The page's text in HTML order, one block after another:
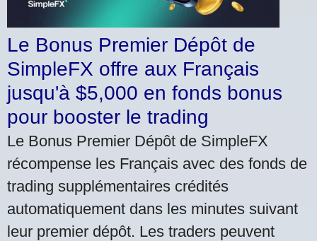
Le Bonus Premier Dépôt de
SimpleFX offre aux Français
jusqu'à $5,000 en fonds bonus
pour booster le trading
Le Bonus Premier Dépôt de SimpleFX
récompense les Français avec des fonds de
trading supplémentaires crédités
automatiquement dans les minutes suivant
leur premier dépôt. Les traders peuvent